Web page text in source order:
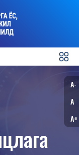
A-
A
A+